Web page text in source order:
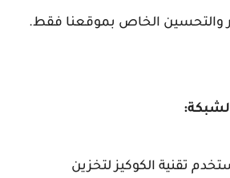
والتحسين الخاص بموقعنا فقط.
تقنية الكوكيز لتخزين